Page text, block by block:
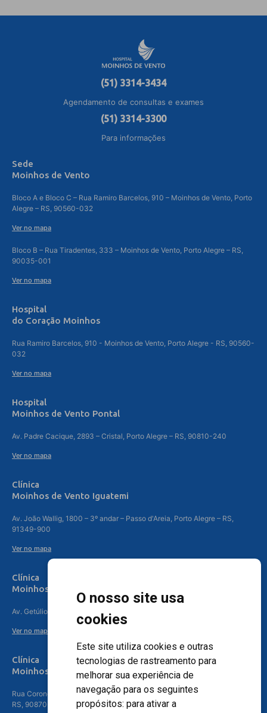
O nosso site usa
cookies
Este site utiliza cookies e outras
tecnologias de rastreamento para
melhorar sua experiência de
navegação para os seguintes
propósitos: para ativar a
(51) 3314-3434
Agendamento de consultas e exames
(51) 3314-3300
Para informações
Sede
Moinhos de Vento
Bloco A e Bloco C – Rua Ramiro Barcelos, 910 – Moinhos de Vento, Porto
Alegre – RS, 90560-032
Ver no mapa
Bloco B – Rua Tiradentes, 333 – Moinhos de Vento, Porto Alegre – RS,
90035-001
Ver no mapa
Hospital
do Coração Moinhos
Rua Ramiro Barcelos, 910 - Moinhos de Vento, Porto Alegre - RS, 90560-
032
Ver no mapa
Hospital
Moinhos de Vento Pontal
Av. Padre Cacique, 2893 – Cristal, Porto Alegre – RS, 90810-240
Ver no mapa
Clínica
Moinhos de Vento Iguatemi
Av. João Wallig, 1800 – 3º andar – Passo d'Areia, Porto Alegre – RS,
91349-900
Ver no mapa
Clínica
Moinhos de Vento Canoas
Av. Getúlio Vargas, 4841 – Centro, Canoas – RS, 92010-010
Ver no mapa
Clínica
Moinhos de Vento - Teresópolis
Rua Coronel Aparício Borges, 250 - 3º andar - Teresópolis, Porto Alegre -
RS, 90870-016